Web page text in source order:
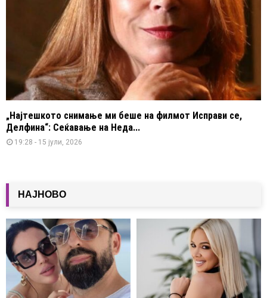
„Најтешкото снимање ми беше на филмот Исправи се,
Делфина“: Сеќавање на Неда...
19:28 - 15 јули, 2026
НАЈНОВО